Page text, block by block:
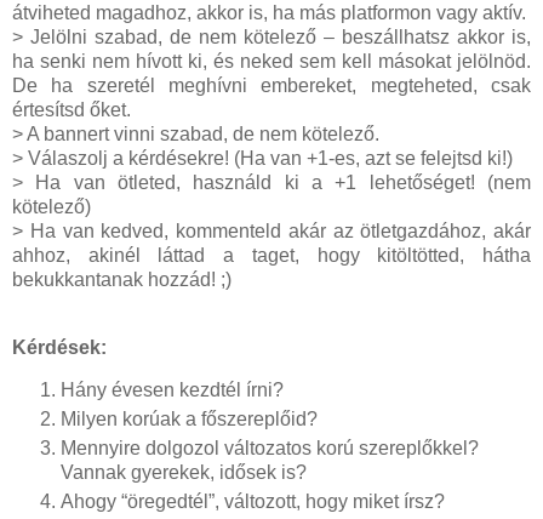
átviheted magadhoz, akkor is, ha más platformon vagy aktív.
> Jelölni szabad, de nem kötelező – beszállhatsz akkor is,
ha senki nem hívott ki, és neked sem kell másokat jelölnöd.
De ha szeretél meghívni embereket, megteheted, csak
értesítsd őket.
> A bannert vinni szabad, de nem kötelező.
> Válaszolj a kérdésekre! (Ha van +1-es, azt se felejtsd ki!)
> Ha van ötleted, használd ki a +1 lehetőséget! (nem
kötelező)
> Ha van kedved, kommenteld akár az ötletgazdához, akár
ahhoz, akinél láttad a taget, hogy kitöltötted, hátha
bekukkantanak hozzád! ;)
Kérdések:
Hány évesen kezdtél írni?
Milyen korúak a főszereplőid?
Mennyire dolgozol változatos korú szereplőkkel?
Vannak gyerekek, idősek is?
Ahogy “öregedtél”, változott, hogy miket írsz?